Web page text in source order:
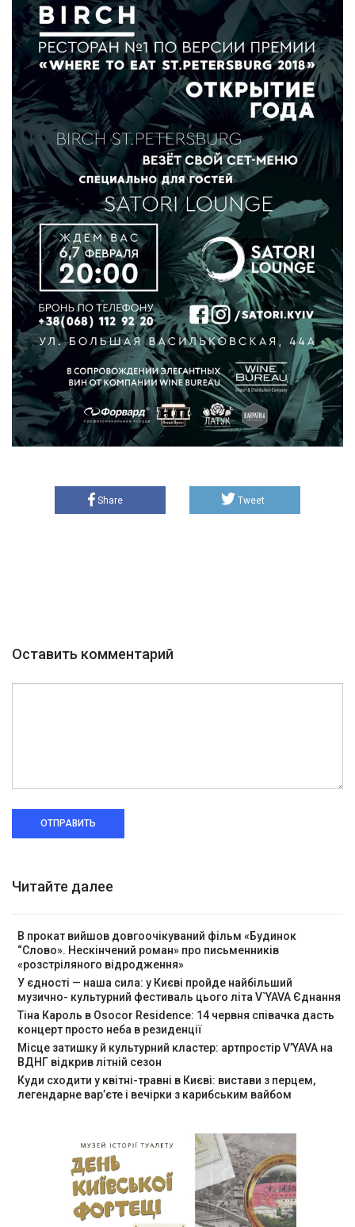
Share Tweet
Оставить комментарий
ОТПРАВИТЬ
Читайте далее
В прокат вийшов довгоочікуваний фільм «Будинок
“Слово». Нескінчений роман» про письменників
«розстріляного відродження»
У єдності — наша сила: у Києві пройде найбільший
музично- культурний фестиваль цього літа V`YAVA Єднання
Тіна Кароль в Osocor Residence: 14 червня співачка дасть
концерт просто неба в резиденції
Місце затишку й культурний кластер: артпростір V’YAVA на
ВДНГ відкрив літній сезон
Куди сходити у квітні-травні в Києві: вистави з перцем,
легендарне вар’єте і вечірки з карибським вайбом